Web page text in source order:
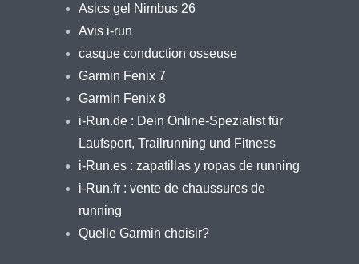
Asics gel Nimbus 26
Avis i-run
casque conduction osseuse
Garmin Fenix 7
Garmin Fenix 8
i-Run.de : Dein Online-Spezialist für
Laufsport, Trailrunning und Fitness
i-Run.es : zapatillas y ropas de running
i-Run.fr : vente de chaussures de
running
Quelle Garmin choisir?